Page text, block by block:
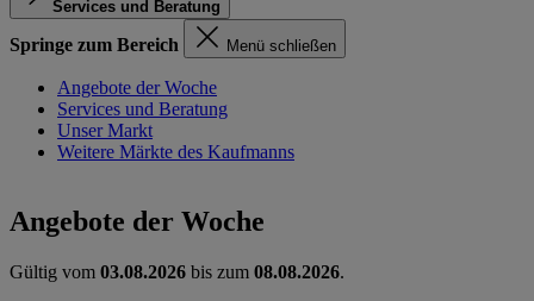
Services und Beratung
Springe zum Bereich Menü schließen
Angebote der Woche
Services und Beratung
Unser Markt
Weitere Märkte des Kaufmanns
Angebote der Woche
Gültig vom 03.08.2026 bis zum 08.08.2026.